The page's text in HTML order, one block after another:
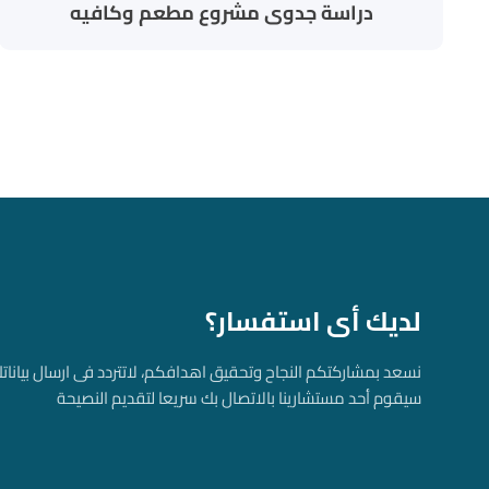
دراسة جدوى مشروع مطعم وكافيه​
لديك أى استفسار؟
نسعد بمشاركتكم النجاح وتحقيق اهدافكم، لاتتردد فى ارسال
سيقوم أحد مستشارينا بالاتصال بك سريعا لتقديم النصيحة